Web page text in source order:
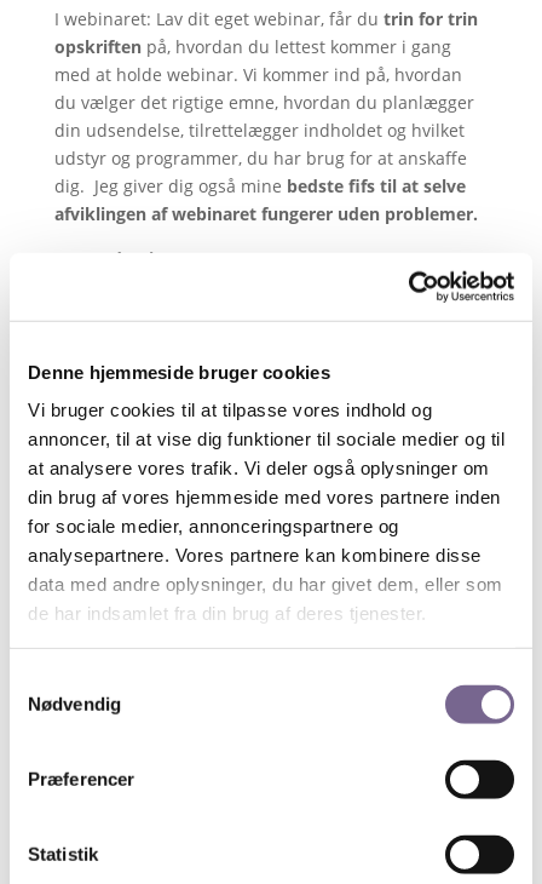
Denne hjemmeside bruger cookies
Vi bruger cookies til at tilpasse vores indhold og
annoncer, til at vise dig funktioner til sociale medier og til
at analysere vores trafik. Vi deler også oplysninger om
din brug af vores hjemmeside med vores partnere inden
for sociale medier, annonceringspartnere og
analysepartnere. Vores partnere kan kombinere disse
data med andre oplysninger, du har givet dem, eller som
de har indsamlet fra din brug af deres tjenester.
Nødvendig
Præferencer
Statistik
I webinaret: Lav dit eget webinar, får du trin for trin
opskriftenpå, hvordan du lettest kommer i gang
med at holde webinar. Vi kommer ind på, hvordan
du vælger det rigtige emne, hvordan du planlægger
din udsendelse, tilrettelægger indholdet og hvilket
udstyr og programmer, du har brug for at anskaffe
dig. Jeg giver dig også mine bedste fifs til at selve
afviklingen af webinaret fungerer uden problemer.
Om underviseren:
Lise Halskov, business coach &
Hendes fokus er planlægning og eksekvering af
effektiv online markedsføring, og der er webinarer
en uundværlig del af mikset for rigtig mange
virksomheder.
Lise Halskov, business coach & mentor og indehaver af
Online Haj / Foto: Anne Kring Fotografi
Online torsdag den 20. januar, kl. 17 – 18.